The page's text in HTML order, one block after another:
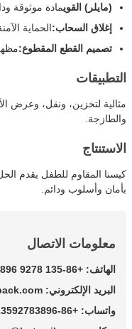
(مايلر) القويمادة موثوقة
إغلاق السحاب:الحماية
تصميم القطع المقطوع:
التطبيقات
مثالية لتخزين، ونقل، وعرض
والطازجة.
الاستنتاج
كيسنا المقاوم للطفل يقدم
بأمان وأسلوب ودائم.
معلومات الاتصال
الهاتف: +86-135 9278 3896
البريد الإلكتروني: leewen@dgbpack.com
واتساب: +86-13592783896